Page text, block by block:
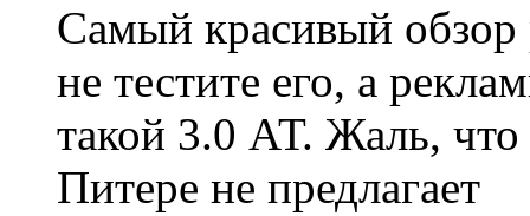
Самый красивый обзор
не тестите его, а
такой 3.0 АТ. Жаль,
Питере не предлагает